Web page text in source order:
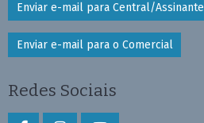
Enviar e-mail para Central/Assinante
Enviar e-mail para o Comercial
Redes Sociais